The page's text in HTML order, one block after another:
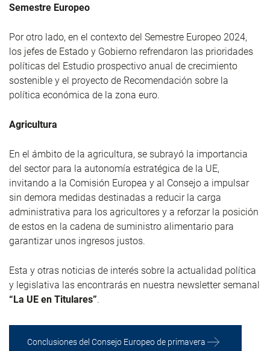
Semestre Europeo
Por otro lado, en el contexto del Semestre Europeo 2024,
los jefes de Estado y Gobierno refrendaron las prioridades
políticas del Estudio prospectivo anual de crecimiento
sostenible y el proyecto de Recomendación sobre la
política económica de la zona euro.
Agricultura
En el ámbito de la agricultura, se subrayó la importancia
del sector para la autonomía estratégica de la UE,
invitando a la Comisión Europea y al Consejo a impulsar
sin demora medidas destinadas a reducir la carga
administrativa para los agricultores y a reforzar la posición
de estos en la cadena de suministro alimentario para
garantizar unos ingresos justos.
Esta y otras noticias de interés sobre la actualidad política
y legislativa las encontrarás en nuestra newsletter semanal
“La UE en Titulares”.
Conclusiones del Consejo Europeo de primavera